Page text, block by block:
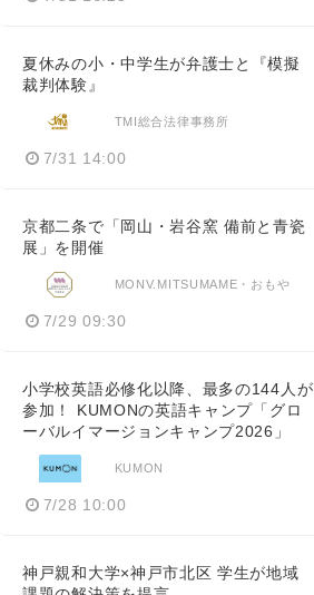
夏休みの小・中学生が弁護士と『模擬
裁判体験』
TMI総合法律事務所
7/31 14:00
京都二条で「岡山・岩谷窯 備前と青瓷
展」を開催
MONV.MITSUMAME・おもや
7/29 09:30
小学校英語必修化以降、最多の144人が
参加！ KUMONの英語キャンプ「グロ
ーバルイマージョンキャンプ2026」
KUMON
7/28 10:00
神戸親和大学×神戸市北区 学生が地域